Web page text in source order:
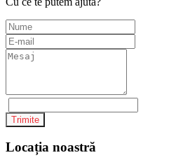
Trimite
Locația noastră